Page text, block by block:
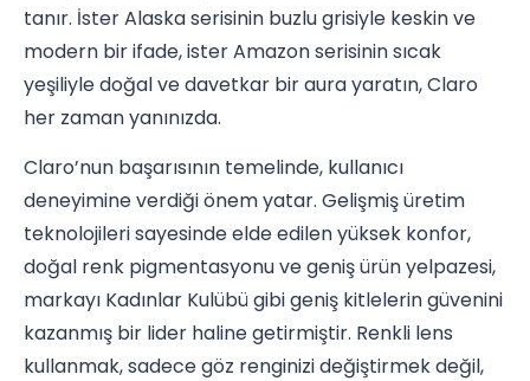
tanır. İster Alaska serisinin buzlu grisiyle keskin ve
modern bir ifade, ister Amazon serisinin sıcak
yeşiliyle doğal ve davetkar bir aura yaratın, Claro
her zaman yanınızda.
Claro’nun başarısının temelinde, kullanıcı
deneyimine verdiği önem yatar. Gelişmiş üretim
teknolojileri sayesinde elde edilen yüksek konfor,
doğal renk pigmentasyonu ve geniş ürün yelpazesi,
markayı Kadınlar Kulübü gibi geniş kitlelerin güvenini
kazanmış bir lider haline getirmiştir. Renkli lens
kullanmak, sadece göz renginizi değiştirmek değil,